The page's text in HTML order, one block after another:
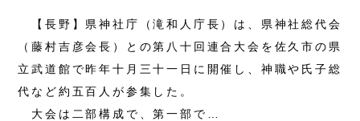
【長野】県神社庁（滝和人庁長）は、県神社総代会
（藤村吉彦会長）との第八十回連合大会を佐久市の県
立武道館で昨年十月三十一日に開催し、神職や氏子総
代など約五百人が参集した。
大会は二部構成で、第一部で…